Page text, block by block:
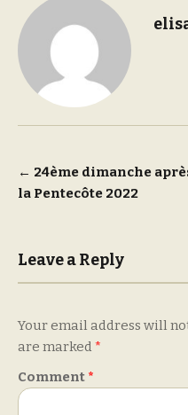
Post
navigation
← 24ème dimanche
la Pentecôte 2022
Leave a Reply
Your email address will
are marked *
Comment *